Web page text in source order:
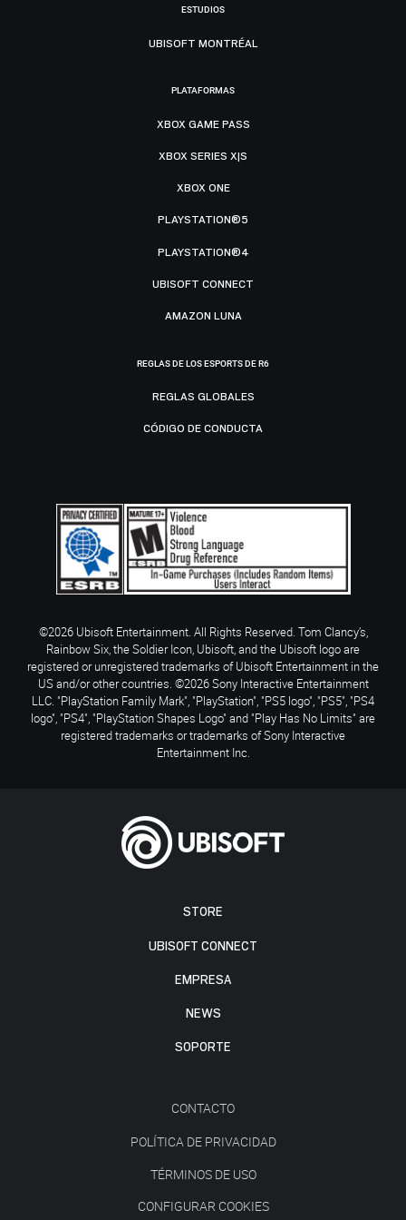
STORE
UBISOFT CONNECT
EMPRESA
NEWS
SOPORTE
CONTACTO
POLÍTICA DE PRIVACIDAD
TÉRMINOS DE USO
CONFIGURAR COOKIES
ESTUDIOS
UBISOFT MONTRÉAL
PLATAFORMAS
XBOX GAME PASS
XBOX SERIES X|S
XBOX ONE
PLAYSTATION®5
PLAYSTATION®4
UBISOFT CONNECT
AMAZON LUNA
REGLAS DE LOS ESPORTS DE R6
REGLAS GLOBALES
CÓDIGO DE CONDUCTA
©2026 Ubisoft Entertainment. All Rights Reserved. Tom Clancy’s,
Rainbow Six, the Soldier Icon, Ubisoft, and the Ubisoft logo are
registered or unregistered trademarks of Ubisoft Entertainment in the
US and/or other countries. ©2026 Sony Interactive Entertainment
LLC. "PlayStation Family Mark", "PlayStation", "PS5 logo", "PS5", "PS4
logo", "PS4", "PlayStation Shapes Logo" and "Play Has No Limits" are
registered trademarks or trademarks of Sony Interactive
Entertainment Inc.